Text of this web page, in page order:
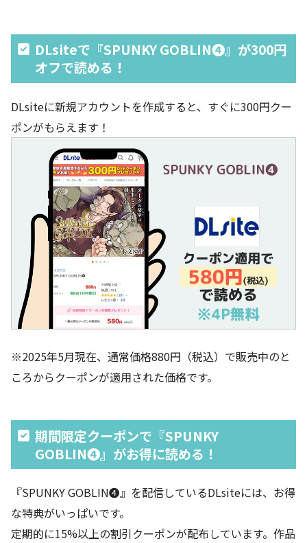
DLsiteで『SPUNKY GOBLIN❹』が300円
オフで読める！
DLsiteに新規アカウントを作成すると、すぐに300円クー
ポンがもらえます！
※2025年5月現在、通常価格880円（税込）で販売中のと
ころからクーポンが適用された価格です。
期間限定クーポンで『SPUNKY
GOBLIN❹』がお得に読める！
『SPUNKY GOBLIN❹』を配信しているDLsiteには、お得
な特典がいっぱいです。
定期的に15%以上の割引クーポンが配布しています。作品